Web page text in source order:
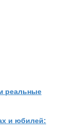
реальные
и юбилей: